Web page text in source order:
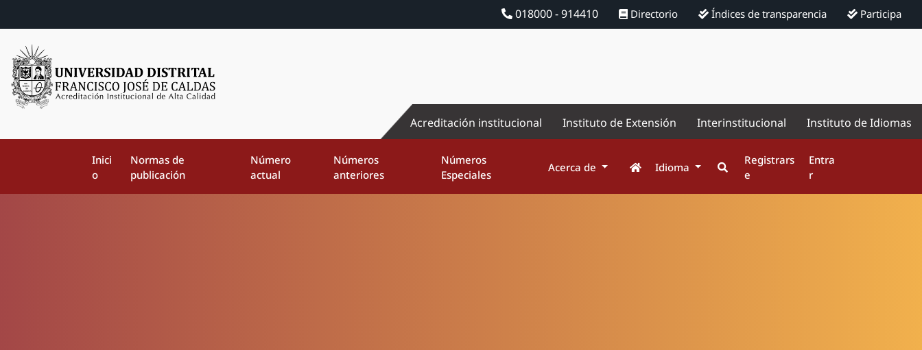
018000 - 914410 Directorio Índices de transparencia Participa
Acreditación institucional Instituto de Extensión Interinstitucional Instituto de Idiomas
Inici
o
Normas de
publicación
Número
actual
Números
anteriores
Números
Especiales
Acerca de Idioma
Registrars
e
Entra
r